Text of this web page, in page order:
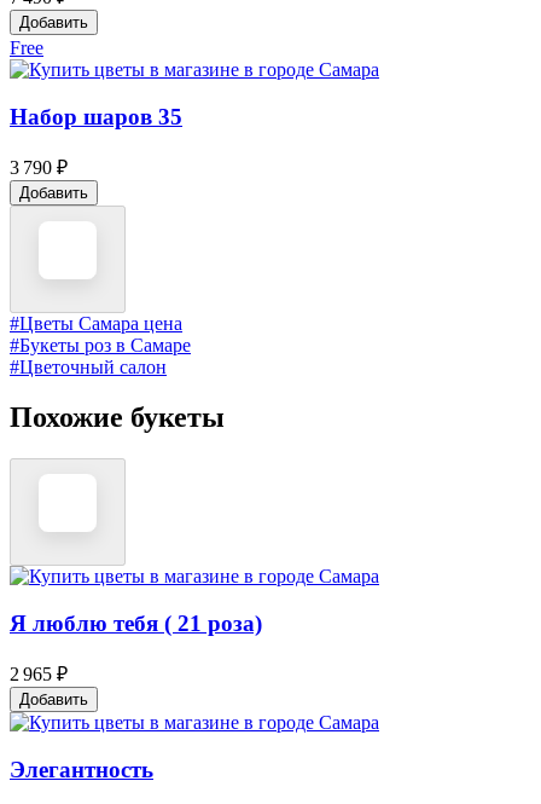
Добавить
Free
Набор шаров 35
3 790 ₽
Добавить
#Цветы Самара цена
#Букеты роз в Самаре
#Цветочный салон
Похожие букеты
Я люблю тебя ( 21 роза)
2 965 ₽
Добавить
Элегантность